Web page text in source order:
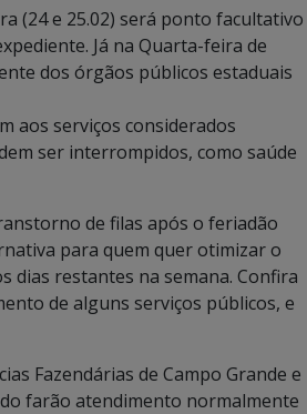
(24 e 25.02) será ponto facultativo
Já na Quarta-feira de
dos órgãos públicos estaduais
aos serviços considerados
ser interrompidos, como saúde
de filas após o feriadão
para quem quer otimizar o
dias restantes na semana. Confira
de alguns serviços públicos, e
Fazendárias de Campo Grande e
farão atendimento normalmente